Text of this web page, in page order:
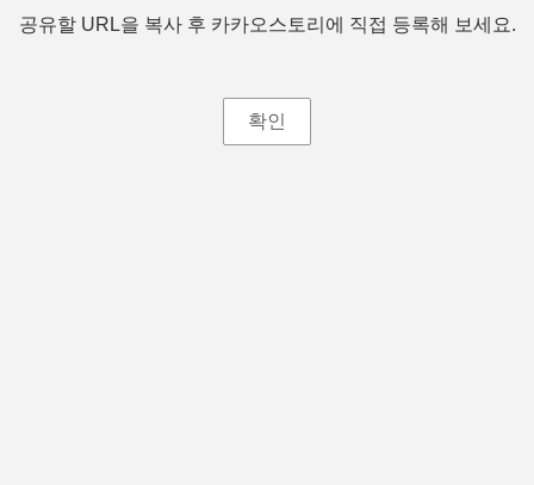
공유할 URL을 복사 후 카카오스토리에 직접 등록해 보세요.
확인